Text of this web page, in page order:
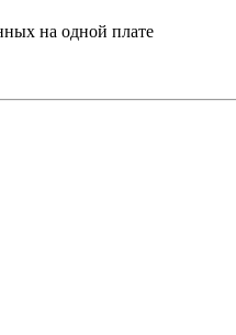
на одной плате